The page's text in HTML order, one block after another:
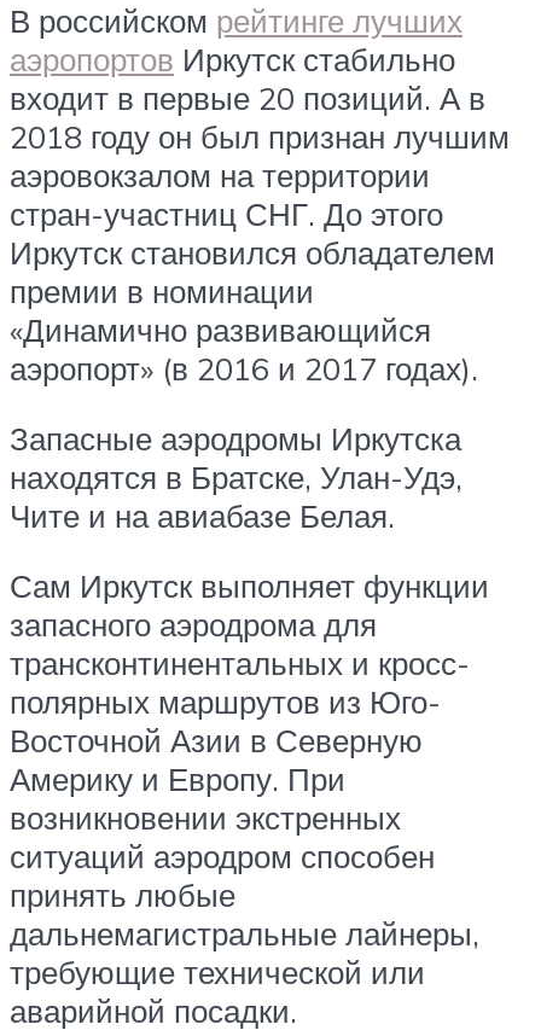
В российском рейтинге лучших
аэропортов Иркутск стабильно
входит в первые 20 позиций. А в
2018 году он был признан лучшим
аэровокзалом на территории
стран-участниц СНГ. До этого
Иркутск становился обладателем
премии в номинации
«Динамично развивающийся
аэропорт» (в 2016 и 2017 годах).
Запасные аэродромы Иркутска
находятся в Братске, Улан-Удэ,
Чите и на авиабазе Белая.
Сам Иркутск выполняет функции
запасного аэродрома для
трансконтинентальных и кросс-
полярных маршрутов из Юго-
Восточной Азии в Северную
Америку и Европу. При
возникновении экстренных
ситуаций аэродром способен
принять любые
дальнемагистральные лайнеры,
требующие технической или
аварийной посадки.